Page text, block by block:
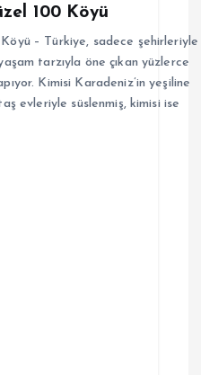
100 Köyü
– Türkiye, sadece şehirleriyle
tarzıyla öne çıkan yüzlerce
Kimisi Karadeniz’in yeşiline
evleriyle süslenmiş, kimisi ise